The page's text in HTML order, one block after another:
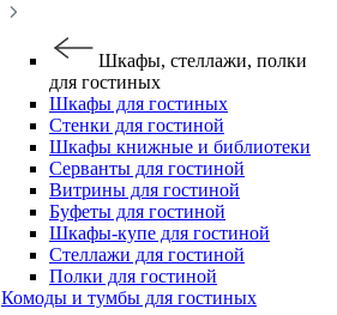
Шкафы, стеллажи, полки
для гостиных
Шкафы для гостиных
Стенки для гостиной
Шкафы книжные и библиотеки
Серванты для гостиной
Витрины для гостиной
Буфеты для гостиной
Шкафы-купе для гостиной
Стеллажи для гостиной
Полки для гостиной
Комоды и тумбы для гостиных